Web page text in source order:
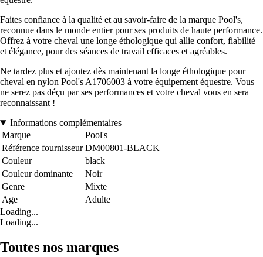
Faites confiance à la qualité et au savoir-faire de la marque Pool's,
reconnue dans le monde entier pour ses produits de haute performance.
Offrez à votre cheval une longe éthologique qui allie confort, fiabilité
et élégance, pour des séances de travail efficaces et agréables.
Ne tardez plus et ajoutez dès maintenant la longe éthologique pour
cheval en nylon Pool's A1706003 à votre équipement équestre. Vous
ne serez pas déçu par ses performances et votre cheval vous en sera
reconnaissant !
Informations complémentaires
Marque
Pool's
Référence fournisseur DM00801-BLACK
Couleur
black
Couleur dominante
Noir
Genre
Mixte
Age
Adulte
Loading...
Loading...
Toutes nos marques